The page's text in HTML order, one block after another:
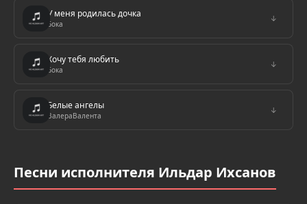
У меня родилась дочка
Бока
↓
Хочу тебя любить
Бока
↓
Белые ангелы
ВалераВалента
↓
Песни исполнителя Ильдар Ихсанов